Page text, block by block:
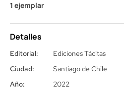
1 ejemplar
Detalles
Editorial:
Ciudad:
Año:
Ediciones Tácitas
Santiago de Chile
2022